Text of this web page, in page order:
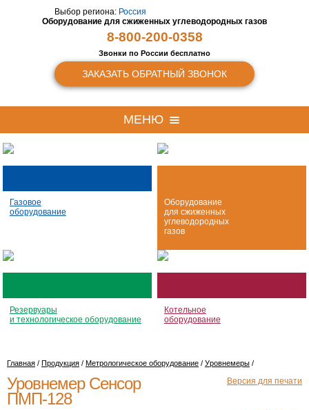
Выбор региона: Россия
Оборудование для сжиженных углеводородных газов
8-800-200-0358
Звонки по России бесплатно
ЗАКАЗАТЬ ОБРАТНЫЙ ЗВОНОК
МЕНЮ
Газовое
оборудование
Оборудование
для сжиженных
углеводородных
газов
Резервуары
и технологическое оборудование
Котельное
оборудование
Главная / Продукция / Метрологическое оборудование / Уровнемеры /
Версия для печати
Уровнемер Сенсор
ПМП-128